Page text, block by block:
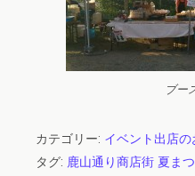
ブー
カテゴリー: イベント出店
タグ: 鹿山通り商店街 夏ま